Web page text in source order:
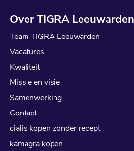
Over TIGRA Leeuwarden
Team TIGRA Leeuwarden
Vacatures
Kwaliteit
Missie en visie
Samenwerking
Contact
cialis kopen zonder recept
kamagra kopen